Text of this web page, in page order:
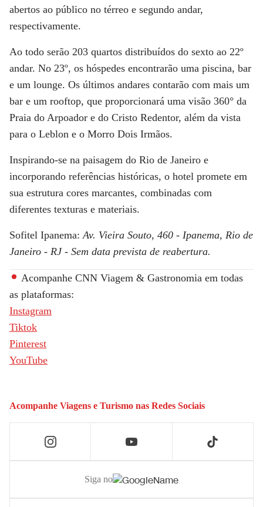
abertos ao público no térreo e segundo andar,
respectivamente.
Ao todo serão 203 quartos distribuídos do sexto ao 22º
andar. No 23º, os hóspedes encontrarão uma piscina, bar
e um lounge. Os últimos andares contarão com mais um
bar e um rooftop, que proporcionará uma visão 360° da
Praia do Arpoador e do Cristo Redentor, além da vista
para o Leblon e o Morro Dois Irmãos.
Inspirando-se na paisagem do Rio de Janeiro e
incorporando referências históricas, o hotel promete em
sua estrutura cores marcantes, combinadas com
diferentes texturas e materiais.
Sofitel Ipanema: Av. Vieira Souto, 460 - Ipanema, Rio de
Janeiro - RJ - Sem data prevista de reabertura.
Acompanhe CNN Viagem & Gastronomia em todas
as plataformas:
Instagram
Tiktok
Pinterest
YouTube
Acompanhe Viagens e Turismo nas Redes Sociais
Siga no